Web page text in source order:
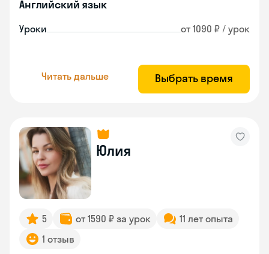
Английский язык
Уроки от 1090 ₽ / урок
Читать дальше Выбрать время
Юлия
5 от 1590 ₽ за урок
11 лет опыта
1 отзыв